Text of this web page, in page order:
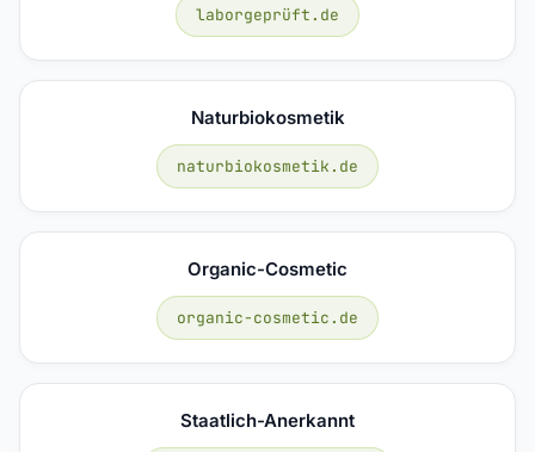
laborgeprüft.de
Naturbiokosmetik
naturbiokosmetik.de
Organic-Cosmetic
organic-cosmetic.de
Staatlich-Anerkannt